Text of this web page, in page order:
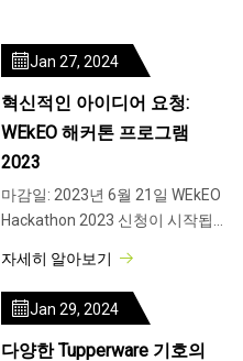
Jan 27, 2024
혁신적인 아이디어 요청:
WEkEO 해커톤 프로그램
2023
마감일: 2023년 6월 21일 WEkEO
Hackathon 2023 신청이 시작됩
자세히 알아보기
Jan 29, 2024
다양한 Tupperware 기호의